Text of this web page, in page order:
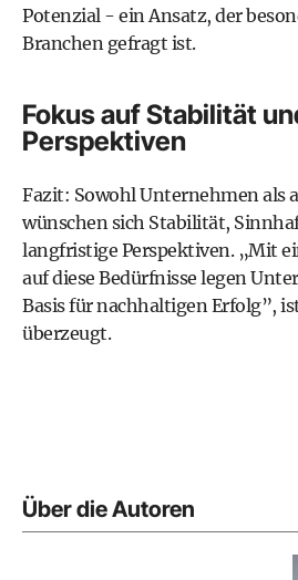
Potenzial - ein Ansatz, der
Branchen gefragt ist.
Fokus auf Stabilität
Perspektiven
Fazit: Sowohl Unternehmen als
wünschen sich Stabilität,
langfristige Perspektiven. „Mit
auf diese Bedürfnisse legen
Basis für nachhaltigen Erfolg”,
überzeugt.
Über die Autoren